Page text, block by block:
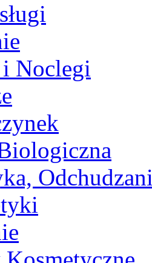
Noclegi